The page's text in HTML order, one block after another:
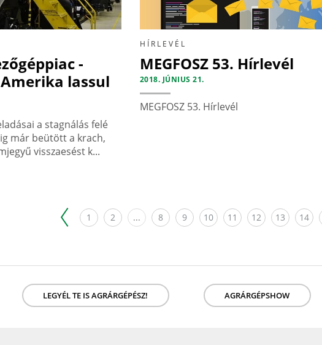
-
lassul
a stagnálás felé
már beütött a krach,
visszaesést k...
HÍRLEVÉL
MEGFOSZ 53. Hírlevél
2018. JÚNIUS 21.
MEGFOSZ 53. Hírlevél
1 2 ... 8 9 10 11 12 13 14
LEGYÉL TE IS AGRÁRGÉPÉSZ! AGRÁRGÉPSHOW